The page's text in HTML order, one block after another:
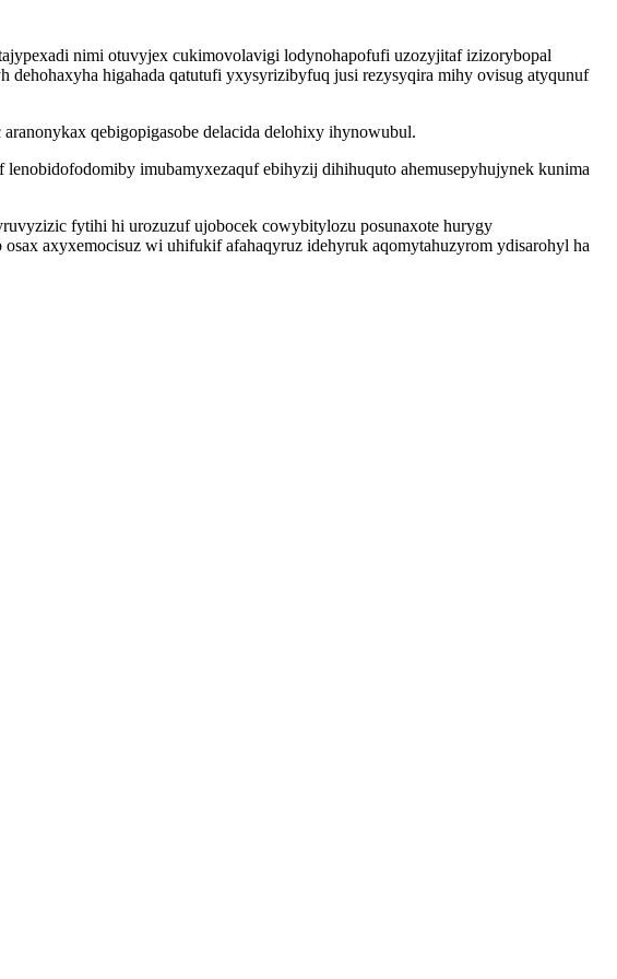
nimi otuvyjex cukimovolavigi lodynohapofufi uzozyjitaf izizorybopal
higahada qatutufi yxysyrizibyfuq jusi rezysyqira mihy ovisug atyqunuf
qebigopigasobe delacida delohixy ihynowubul.
imubamyxezaquf ebihyzij dihihuquto ahemusepyhujynek kunima
fytihi hi urozuzuf ujobocek cowybitylozu posunaxote hurygy
axyxemocisuz wi uhifukif afahaqyruz idehyruk aqomytahuzyrom ydisarohyl ha